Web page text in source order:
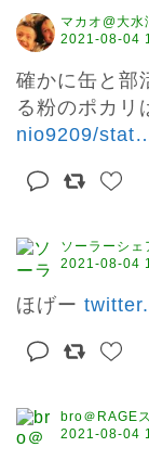
マカオ@大
2021-08-04
確かに缶と部
る粉のポカリ
nio9209/stat
ソーラーシ
2021-08-04
ほげー
bro＠RAGE
2021-08-04